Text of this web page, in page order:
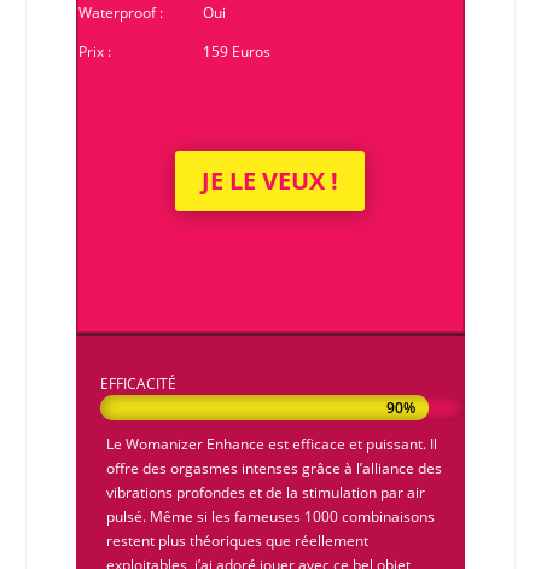
Waterproof :
Oui
Prix :
159 Euros
JE LE VEUX !
EFFICACITÉ
90%
90%
Le Womanizer Enhance est efficace et puissant. Il
offre des orgasmes intenses grâce à l’alliance des
vibrations profondes et de la stimulation par air
pulsé. Même si les fameuses 1000 combinaisons
restent plus théoriques que réellement
exploitables, j’ai adoré jouer avec ce bel objet